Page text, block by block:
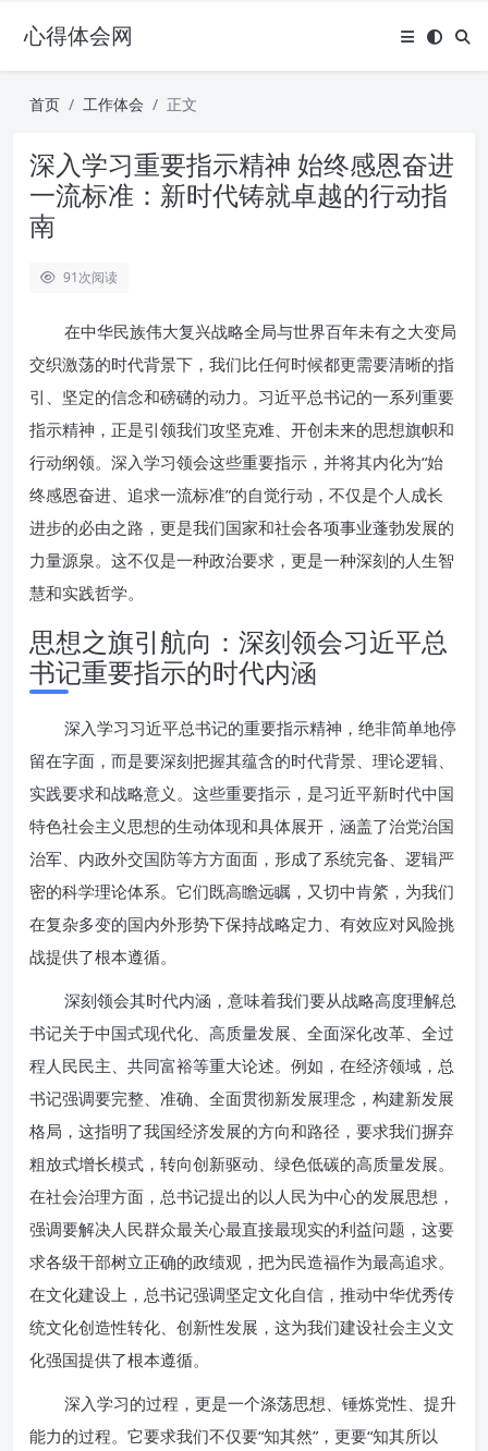
心得体会网
首页 工作体会 正文
深入学习重要指示精神 始终感恩奋进
一流标准：新时代铸就卓越的行动指
南
91次阅读
在中华民族伟大复兴战略全局与世界百年未有之大变局
交织激荡的时代背景下，我们比任何时候都更需要清晰的指
引、坚定的信念和磅礴的动力。习近平总书记的一系列重要
指示精神，正是引领我们攻坚克难、开创未来的思想旗帜和
行动纲领。深入学习领会这些重要指示，并将其内化为“始
终感恩奋进、追求一流标准”的自觉行动，不仅是个人成长
进步的必由之路，更是我们国家和社会各项事业蓬勃发展的
力量源泉。这不仅是一种政治要求，更是一种深刻的人生智
慧和实践哲学。
思想之旗引航向：深刻领会习近平总
书记重要指示的时代内涵
深入学习习近平总书记的重要指示精神，绝非简单地停
留在字面，而是要深刻把握其蕴含的时代背景、理论逻辑、
实践要求和战略意义。这些重要指示，是习近平新时代中国
特色社会主义思想的生动体现和具体展开，涵盖了治党治国
治军、内政外交国防等方方面面，形成了系统完备、逻辑严
密的科学理论体系。它们既高瞻远瞩，又切中肯綮，为我们
在复杂多变的国内外形势下保持战略定力、有效应对风险挑
战提供了根本遵循。
深刻领会其时代内涵，意味着我们要从战略高度理解总
书记关于中国式现代化、高质量发展、全面深化改革、全过
程人民民主、共同富裕等重大论述。例如，在经济领域，总
书记强调要完整、准确、全面贯彻新发展理念，构建新发展
格局，这指明了我国经济发展的方向和路径，要求我们摒弃
粗放式增长模式，转向创新驱动、绿色低碳的高质量发展。
在社会治理方面，总书记提出的以人民为中心的发展思想，
强调要解决人民群众最关心最直接最现实的利益问题，这要
求各级干部树立正确的政绩观，把为民造福作为最高追求。
在文化建设上，总书记强调坚定文化自信，推动中华优秀传
统文化创造性转化、创新性发展，这为我们建设社会主义文
化强国提供了根本遵循。
深入学习的过程，更是一个涤荡思想、锤炼党性、提升
能力的过程。它要求我们不仅要“知其然”，更要“知其所以